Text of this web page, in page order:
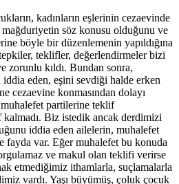
kadınların eşlerinin cezaevinde
mağduriyetin söz konusu olduğunu ve
böyle bir düzenlemenin yapıldığına
teklifler, değerlendirmeler bizi
zorunlu kıldı. Bundan sonra,
eden, eşini sevdiği halde erken
cezaevine konmasından dolayı
partilerine teklif
kalmadı. Biz istedik ancak derdimizi
iddia eden ailelerin, muhalefet
fayda var. Eğer muhalefet bu konuda
ve makul olan teklifi verirse
etmediğimiz ithamlarla, suçlamalarla
vardı. Yaşı büyümüş, çoluk çocuk